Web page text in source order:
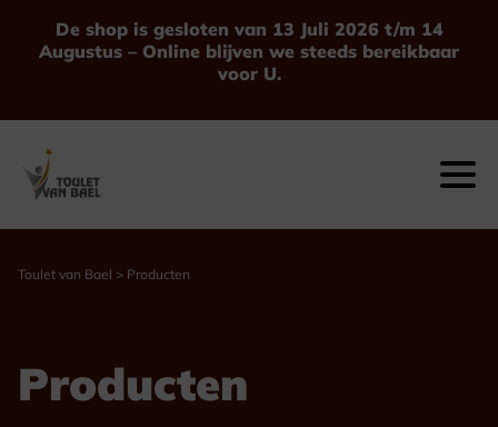
De shop is gesloten van 13 Juli 2026 t/m 14
Augustus – Online blijven we steeds bereikbaar
voor U.
Toulet van Bael > Producten
Producten